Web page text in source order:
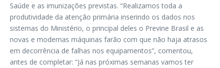
Saúde e as imunizações previstas. “Realizamos toda a
produtividade da atenção primária inserindo os dados nos
sistemas do Ministério, o principal deles o Previne Brasil e as
novas e modernas máquinas farão com que não haja atrasos
em decorrência de falhas nos equipamentos”, comentou,
antes de completar: “Já nas próximas semanas vamos ter